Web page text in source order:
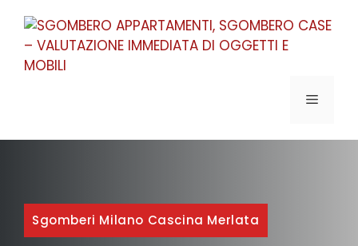
contenuto
MENU
Sgomberi Milano Cascina Merlata